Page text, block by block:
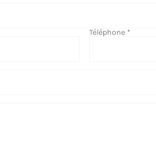
Téléphone *